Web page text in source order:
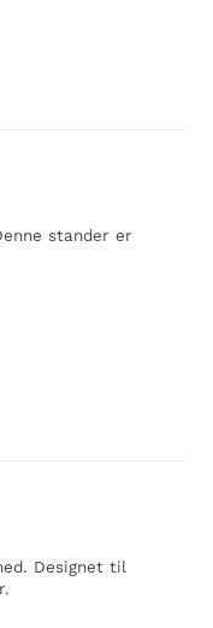
stander er
Designet til